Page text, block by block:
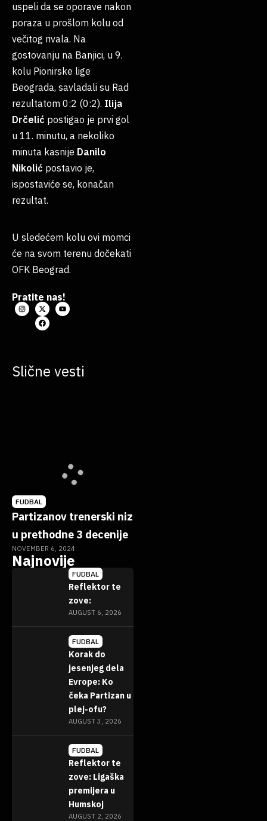
uspeli da se oporave nakon
poraza u prošlom kolu od
večitog rivala. Na
gostovanju na Banjici, u 9.
kolu Pionirske lige
Beograda, savladali su Rad
rezultatom 0:2 (0:2). Ilija
Drčelić postigao je prvi gol
u 11. minutu, a nekoliko
minuta kasnije Danilo
Nikolić postavio je,
ispostaviće se, konačan
rezultat.
U sledećem kolu ovi momci
će na svom terenu dočekati
OFK Beograd.
Pratite nas!
Slične vesti
FUDBAL
Partizanov trenerski niz
u prethodne 3 decenije
NOVEMBER 6, 2024
Najnovije
FUDBAL
Reflektor te
zove:
AUGUST 6, 2026
FUDBAL
Korak do
jesenjeg dela
Evrope: Ko
čeka Partizan u
plej-ofu?
AUGUST 3, 2026
FUDBAL
Reflektor te
zove: Ligaška
premijera u
Humskoj
AUGUST 2, 2026